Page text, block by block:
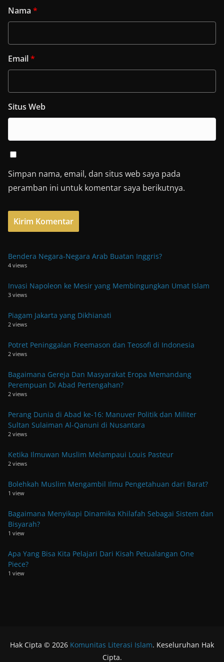
Nama *
Email*
Situs Web
Simpan nama, email, dan situs web saya pada
peramban ini untuk komentar saya berikutnya.
Bendera Negara-Negara Arab Buatan Inggris?
4 views
Invasi Napoleon ke Mesir yang Membingungkan Umat Islam
3 views
Piagam Jakarta yang Dikhianati
2 views
Potret Peninggalan Freemason dan Teosofi di Indonesia
2 views
Bagaimana Gereja Dan Masyarakat Eropa Memandang
Perempuan Di Abad Pertengahan?
2 views
Perang Dunia di Abad ke-16: Manuver Politik dan Militer
Sultan Sulaiman Al-Qanuni di Nusantara
2 views
Ketika Ilmuwan Muslim Melampaui Louis Pasteur
2 views
Bolehkah Muslim Mengambil Ilmu Pengetahuan dari Barat?
1 view
Bagaimana Menyikapi Dinamika Khilafah Sebagai Sistem dan
Bisyarah?
1 view
Apa Yang Bisa Kita Pelajari Dari Kisah Petualangan One
Piece?
1 view
Hak Cipta © 2026 Komunitas Literasi Islam. Keseluruhan Hak
Cipta.